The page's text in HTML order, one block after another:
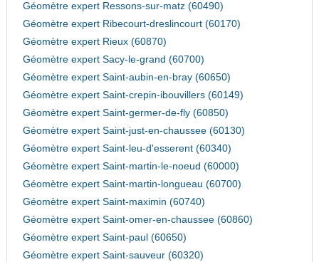
Géomètre expert Ressons-sur-matz (60490)
Géomètre expert Ribecourt-dreslincourt (60170)
Géomètre expert Rieux (60870)
Géomètre expert Sacy-le-grand (60700)
Géomètre expert Saint-aubin-en-bray (60650)
Géomètre expert Saint-crepin-ibouvillers (60149)
Géomètre expert Saint-germer-de-fly (60850)
Géomètre expert Saint-just-en-chaussee (60130)
Géomètre expert Saint-leu-d'esserent (60340)
Géomètre expert Saint-martin-le-noeud (60000)
Géomètre expert Saint-martin-longueau (60700)
Géomètre expert Saint-maximin (60740)
Géomètre expert Saint-omer-en-chaussee (60860)
Géomètre expert Saint-paul (60650)
Géomètre expert Saint-sauveur (60320)